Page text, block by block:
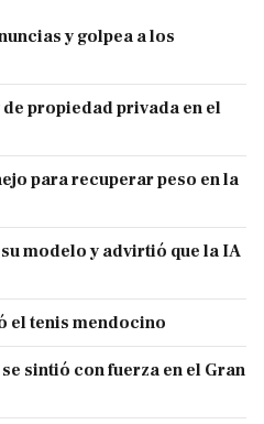
y golpea a los
propiedad privada en el
para recuperar peso en la
modelo y advirtió que la IA
el tenis mendocino
sintió con fuerza en el Gran